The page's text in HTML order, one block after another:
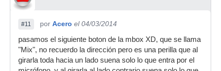
#11 por Acero el 04/03/2014
pasamos el siguiente boton de la mbox XD, que se llama
"Mix", no recuerdo la dirección pero es una perilla que al
girarla toda hacia un lado suena solo lo que entra por el